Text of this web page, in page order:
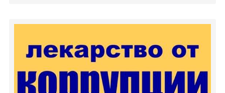
Обработка персональных данных
Информационно-разъяснительная работа
2026 - Год белорусской женщины
2025 - Год благоустройства